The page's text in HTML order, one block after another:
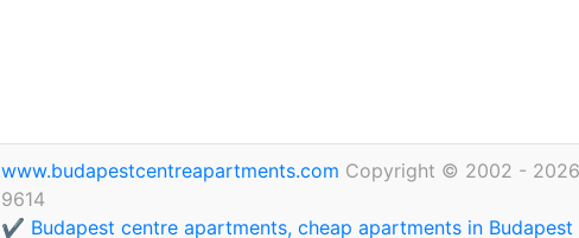
www.budapestcentreapartments.com Copyright © 2002 -
9614
✔️ Budapest centre apartments, cheap apartments in Budapest